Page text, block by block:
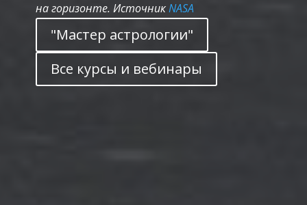
на горизонте. ИсточникNASA
"Мастер астрологии"
Все курсы и вебинары